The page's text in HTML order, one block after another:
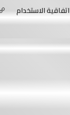
اتفاقية الاستخدام